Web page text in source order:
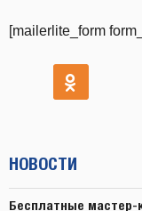
[mailerlite_form
НОВОСТИ
Бесплатные мастер-